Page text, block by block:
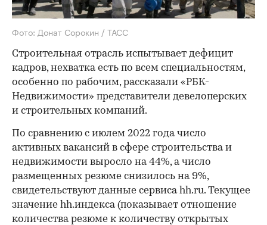
Фото: Донат Сорокин / ТАСС
Строительная отрасль испытывает дефицит
кадров, нехватка есть по всем специальностям,
особенно по рабочим, рассказали «РБК-
Недвижимости» представители девелоперских
и строительных компаний.
По сравнению с июлем 2022 года число
активных вакансий в сфере строительства и
недвижимости выросло на 44%, а число
размещенных резюме снизилось на 9%,
свидетельствуют данные сервиса hh.ru. Текущее
значение hh.индекса (показывает отношение
количества резюме к количеству открытых